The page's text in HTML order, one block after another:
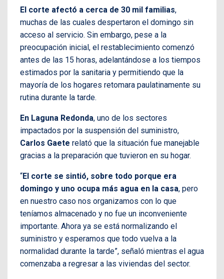
El corte afectó a cerca de 30 mil familias,
muchas de las cuales despertaron el domingo sin
acceso al servicio. Sin embargo, pese a la
preocupación inicial, el restablecimiento comenzó
antes de las 15 horas, adelantándose a los tiempos
estimados por la sanitaria y permitiendo que la
mayoría de los hogares retomara paulatinamente su
rutina durante la tarde.
En Laguna Redonda, uno de los sectores
impactados por la suspensión del suministro,
Carlos Gaete relató que la situación fue manejable
gracias a la preparación que tuvieron en su hogar.
“El corte se sintió, sobre todo porque era
domingo y uno ocupa más agua en la casa, pero
en nuestro caso nos organizamos con lo que
teníamos almacenado y no fue un inconveniente
importante. Ahora ya se está normalizando el
suministro y esperamos que todo vuelva a la
normalidad durante la tarde”, señaló mientras el agua
comenzaba a regresar a las viviendas del sector.